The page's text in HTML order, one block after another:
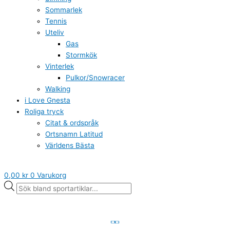
Sommarlek
Tennis
Uteliv
Gas
Stormkök
Vinterlek
Pulkor/Snowracer
Walking
i Love Gnesta
Roliga tryck
Citat & ordspråk
Ortsnamn Latitud
Världens Bästa
0,00 kr 0 Varukorg